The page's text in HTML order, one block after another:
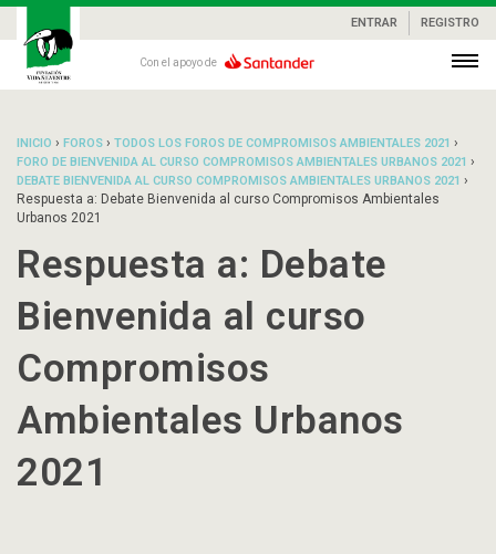
ENTRAR REGISTRO
Con el apoyo de
INICIO › FOROS › TODOS LOS FOROS DE COMPROMISOS AMBIENTALES 2021 ›
FORO DE BIENVENIDA AL CURSO COMPROMISOS AMBIENTALES URBANOS 2021 ›
DEBATE BIENVENIDA AL CURSO COMPROMISOS AMBIENTALES URBANOS 2021 ›
Respuesta a: Debate Bienvenida al curso Compromisos Ambientales
Urbanos 2021
Respuesta a: Debate
Bienvenida al curso
Compromisos
Ambientales Urbanos
2021